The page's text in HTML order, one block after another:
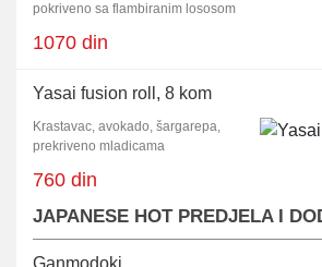
pokriveno sa flambiranim lososom
1070 din
Yasai fusion roll, 8 kom
Krastavac, avokado, šargarepa,
prekriveno mladicama
760 din
JAPANESE HOT PREDJELA I